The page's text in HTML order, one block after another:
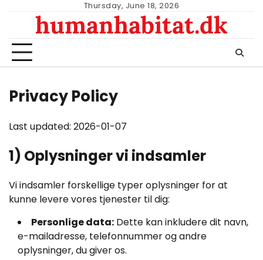
content
Thursday, June 18, 2026
humanhabitat.dk
Privacy Policy
Last updated: 2026-01-07
1) Oplysninger vi indsamler
Vi indsamler forskellige typer oplysninger for at
kunne levere vores tjenester til dig:
Personlige data: Dette kan inkludere dit navn,
e-mailadresse, telefonnummer og andre
oplysninger, du giver os.